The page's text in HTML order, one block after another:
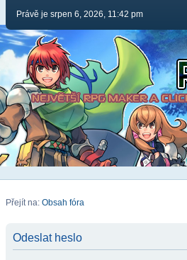
Právě je srpen 6, 2026, 11:42 pm
Přejít na: Obsah fóra
Odeslat heslo